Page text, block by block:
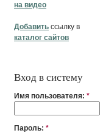
на видео
Добавить ссылку в
каталог сайтов
Вход в систему
Имя пользователя: *
Пароль: *